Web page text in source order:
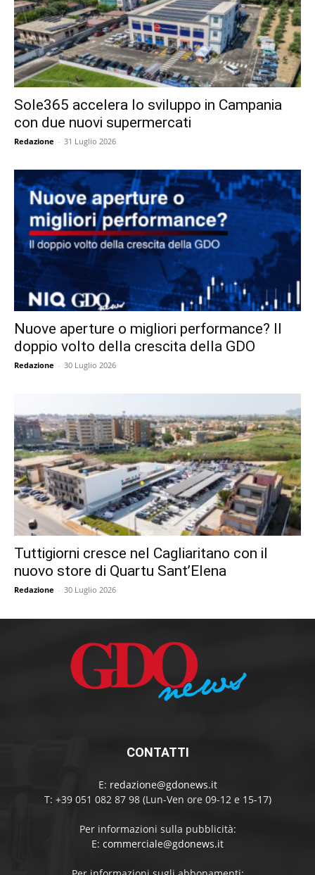
Sole365 accelera lo sviluppo in Campania
con due nuovi supermercati
Redazione - 31 Luglio 2026
Nuove aperture o migliori performance? Il
doppio volto della crescita della GDO
Redazione - 30 Luglio 2026
Tuttigiorni cresce nel Cagliaritano con il
nuovo store di Quartu Sant’Elena
Redazione - 30 Luglio 2026
CONTATTI
E: redazione@gdonews.it
T: +39 051 082 87 98 (Lun-Ven ore 09-12 e 15-17)
Per informazioni sulla pubblicità:
E: commerciale@gdonews.it